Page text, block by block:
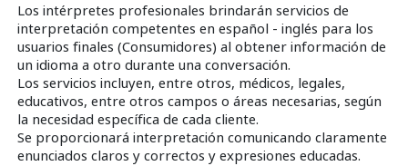
Los intérpretes profesionales brindarán servicios de
interpretación competentes en español - inglés para los
usuarios finales (Consumidores) al obtener información de
un idioma a otro durante una conversación.
Los servicios incluyen, entre otros, médicos, legales,
educativos, entre otros campos o áreas necesarias, según
la necesidad específica de cada cliente.
Se proporcionará interpretación comunicando claramente
enunciados claros y correctos y expresiones educadas.